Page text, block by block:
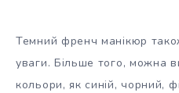
Темний френч манікюр
уваги. Більше того, можна
кольори, як синій, чорний,